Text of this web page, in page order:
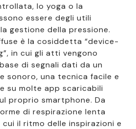
lo yoga o la
essere degli utili
gestione della pressione.
è la cosiddetta “device-
in cui gli atti vengono
di segnali dati da un
sonoro, una tecnica facile e
su molte app scaricabili
proprio smartphone. Da
di respirazione lenta
il ritmo delle inspirazioni e